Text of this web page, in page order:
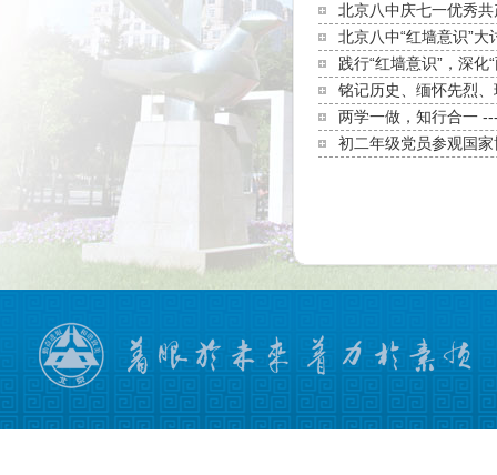
北京八中庆七一优秀
北京八中“红墙意识”
践行“红墙意识”，深化
铭记历史、缅怀先烈
两学一做，知行合一
初二年级党员参观国